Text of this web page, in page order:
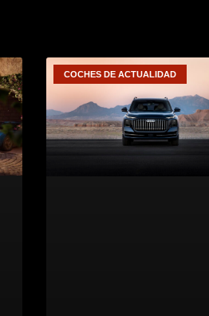
COCHES DE ACTUALIDAD